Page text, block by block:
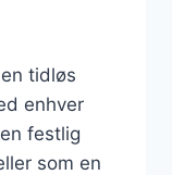
tidløs
enhver
festlig
som en